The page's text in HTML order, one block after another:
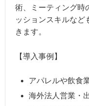
術、ミーティング時
ッションスキルなど
きます。
【導入事例】
アパレルや飲食
海外法人営業・